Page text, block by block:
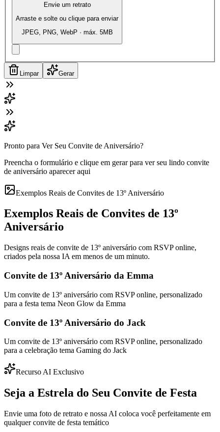
Envie um retrato
Arraste e solte ou clique para enviar
JPEG, PNG, WebP · máx. 5MB
Limpar Gerar
Pronto para Ver Seu Convite de Aniversário?
Preencha o formulário e clique em gerar para ver seu lindo convite
de aniversário aparecer aqui
Exemplos Reais de Convites de 13º Aniversário
Exemplos Reais de Convites de 13º
Aniversário
Designs reais de convite de 13º aniversário com RSVP online,
criados pela nossa IA em menos de um minuto.
Convite de 13º Aniversário da Emma
Um convite de 13º aniversário com RSVP online, personalizado
para a festa tema Neon Glow da Emma
Convite de 13º Aniversário do Jack
Um convite de 13º aniversário com RSVP online, personalizado
para a celebração tema Gaming do Jack
Recurso AI Exclusivo
Seja a Estrela do Seu Convite de Festa
Envie uma foto de retrato e nossa AI coloca você perfeitamente em
qualquer convite de festa temático